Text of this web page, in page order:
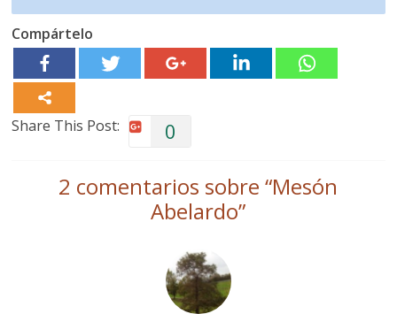
Compártelo
Share This Post: 0
2 comentarios sobre “Mesón
Abelardo”